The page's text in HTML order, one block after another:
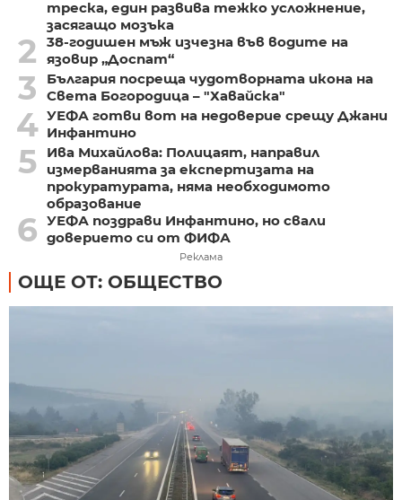
треска, един развива тежко усложнение,
засягащо мозъка
2
38-годишен мъж изчезна във водите на
язовир „Доспат“
3
България посреща чудотворната икона на
Света Богородица – "Хавайска"
4 УЕФА готви вот на недоверие срещу Джани
Инфантино
5
Ива Михайлова: Полицаят, направил
измерванията за експертизата на
прокуратурата, няма необходимото
образование
6 УЕФА поздрави Инфантино, но свали
доверието си от ФИФА
Реклама
ОЩЕ ОТ: ОБЩЕСТВО